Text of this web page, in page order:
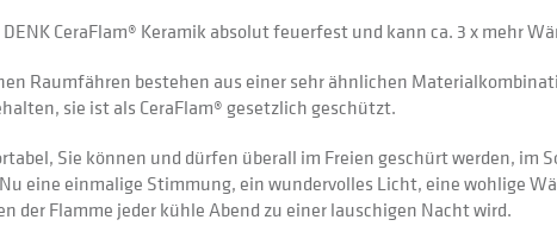
CeraFlam® Keramik absolut feuerfest und kann ca. 3 x mehr
Raumfähren bestehen aus einer sehr ähnlichen
sie ist als CeraFlam® gesetzlich geschützt.
Sie können und dürfen überall im Freien geschürt werden,
eine einmalige Stimmung, ein wundervolles Licht, eine wohlige
der Flamme jeder kühle Abend zu einer lauschigen Nacht wird.